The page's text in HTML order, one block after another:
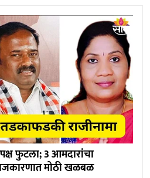
फुटला; 3 आमदारांचा
मोठी खळबळ